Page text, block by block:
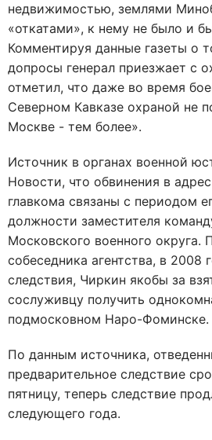
недвижимостью, землями
«откатами», к нему не было и
Комментируя данные газеты о
допросы генерал приезжает с
отметил, что даже во время
Северном Кавказе охраной не
Москве - тем более».
Источник в органах военной
Новости, что обвинения в
главкома связаны с периодом
должности заместителя
Московского военного округа.
собеседника агентства, в 2008
следствия, Чиркин якобы за
сослуживцу получить
подмосковном Наро-Фоминске.
По данным источника,
предварительное следствие
пятницу, теперь следствие
следующего года.